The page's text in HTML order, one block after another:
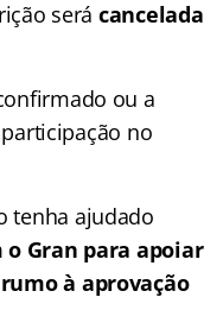
será cancelada
ou a
no
tenha ajudado
o Gran para apoiar
à aprovação